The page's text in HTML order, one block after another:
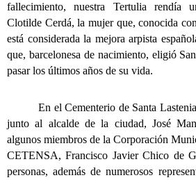
fallecimiento, nuestra Tertulia rendía
Clotilde Cerdá, la mujer que, conocida
está considerada la mejora arpista
que, barcelonesa de nacimiento, eligió
pasar los últimos años de su vida.
En el Cementerio de Santa Lastenia,
junto al alcalde de la ciudad, José
algunos miembros de la Corporación
CETENSA, Francisco Javier Chico de
personas, además de numerosos